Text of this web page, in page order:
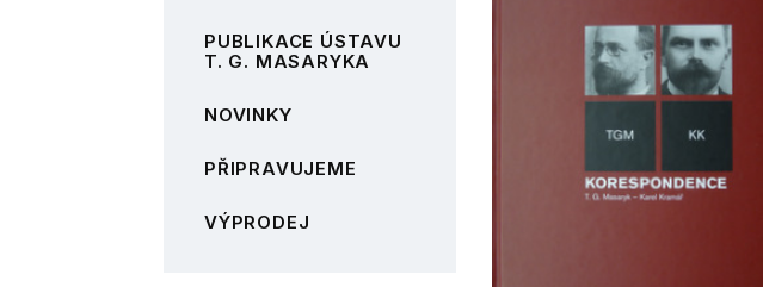
PUBLIKACE ÚSTAVU
T. G. MASARYKA
NOVINKY
PŘIPRAVUJEME
VÝPRODEJ